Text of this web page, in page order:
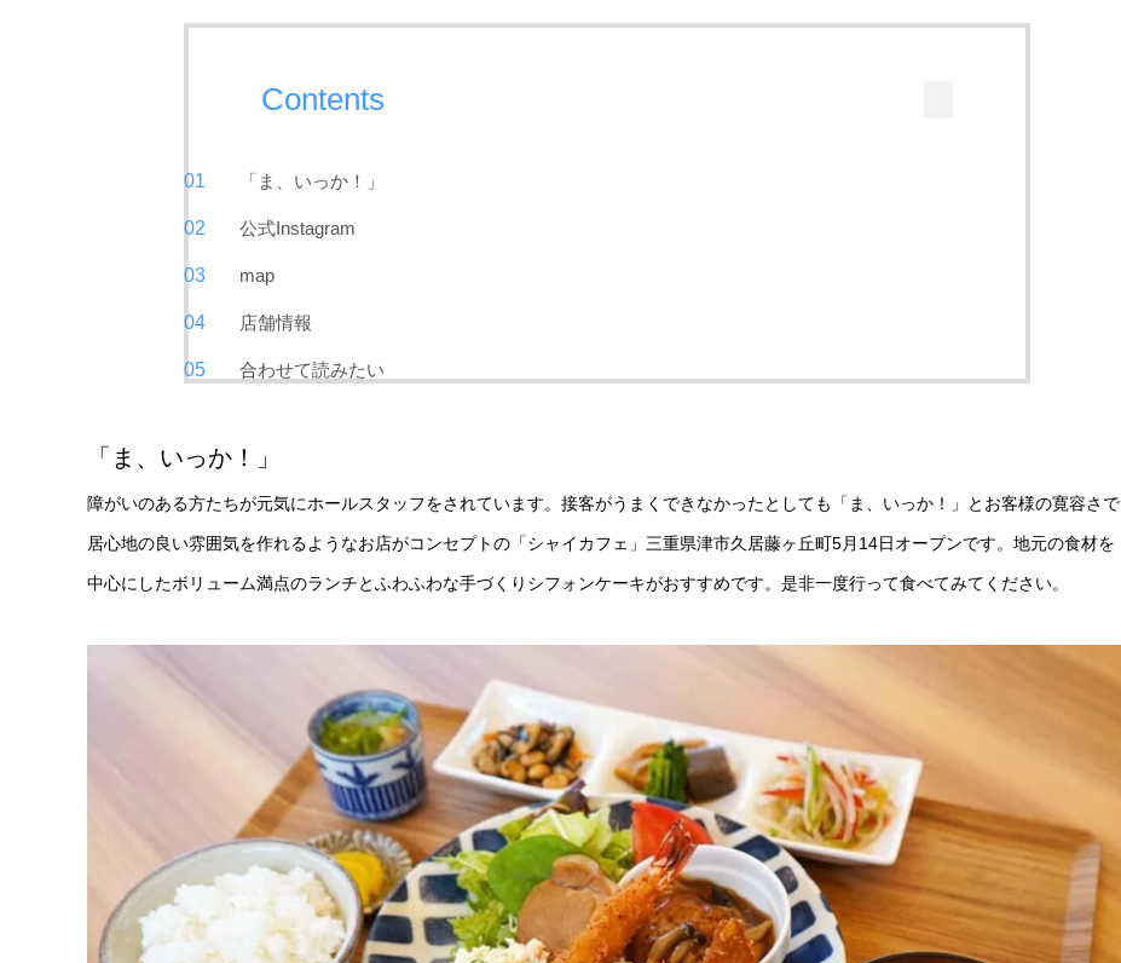
Contents
「ま、いっか！」
公式Instagram
map
店舗情報
合わせて読みたい
「ま、いっか！」
障がいのある方たちが元気にホールスタッフをされています。接客がうまくできなかったとしても「ま、いっか！」とお客様の寛容さで
居心地の良い雰囲気を作れるようなお店がコンセプトの「シャイカフェ」三重県津市久居藤ヶ丘町5月14日オープンです。地元の食材を
中心にしたボリューム満点のランチとふわふわな手づくりシフォンケーキがおすすめです。是非一度行って食べてみてください。